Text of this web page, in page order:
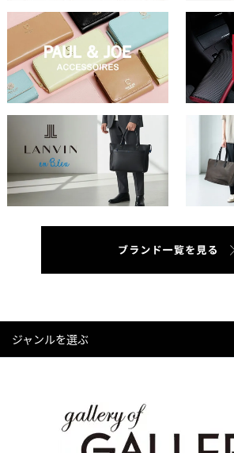
ジャンルを選ぶ